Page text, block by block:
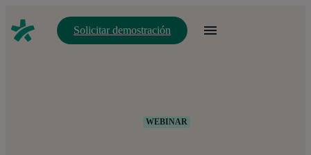
Solicitar demostración
WEBINAR